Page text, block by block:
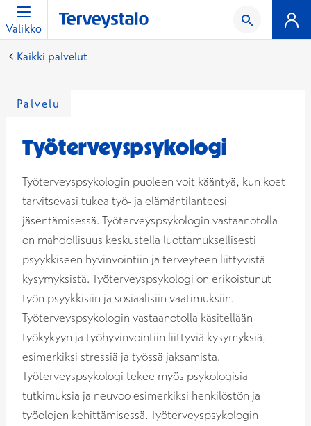
Valikko
Kaikki palvelut
Palvelu
Työterveyspsykologi
Työterveyspsykologin puoleen voit kääntyä, kun koet
tarvitsevasi tukea työ- ja elämäntilanteesi
jäsentämisessä. Työterveyspsykologin vastaanotolla
on mahdollisuus keskustella luottamuksellisesti
psyykkiseen hyvinvointiin ja terveyteen liittyvistä
kysymyksistä. Työterveyspsykologi on erikoistunut
työn psyykkisiin ja sosiaalisiin vaatimuksiin.
Työterveyspsykologin vastaanotolla käsitellään
työkykyyn ja työhyvinvointiin liittyviä kysymyksiä,
esimerkiksi stressiä ja työssä jaksamista.
Työterveyspsykologi tekee myös psykologisia
tutkimuksia ja neuvoo esimerkiksi henkilöstön ja
työolojen kehittämisessä. Työterveyspsykologin